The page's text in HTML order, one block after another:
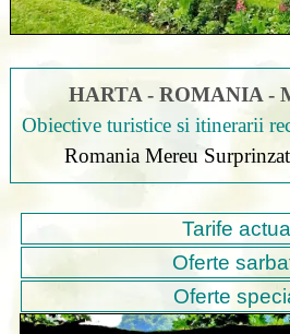
HARTA - ROMANIA -
Obiective turistice si itinerarii
Romania Mereu
Tarife
Oferte
Oferte